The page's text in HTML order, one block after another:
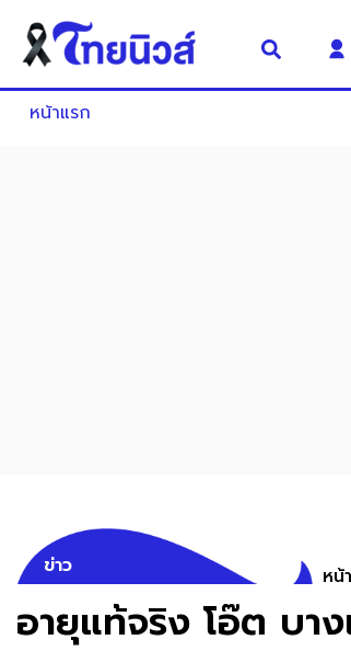
หน้าแรก
ข่าว หน้
อายุแท้จริง โอ๊ต บา